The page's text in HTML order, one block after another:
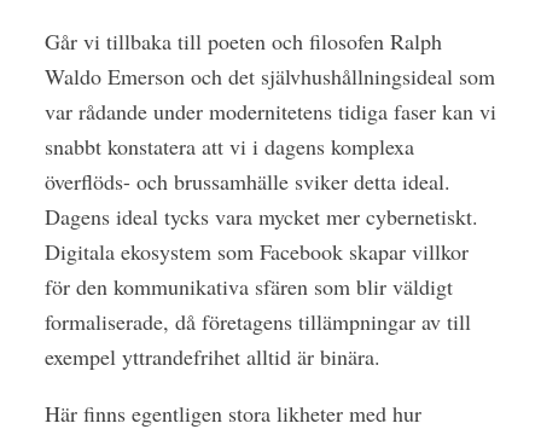
Går vi tillbaka till poeten och filosofen Ralph
Waldo Emerson och det självhushållningsideal som
var rådande under modernitetens tidiga faser kan vi
snabbt konstatera att vi i dagens komplexa
överflöds- och brussamhälle sviker detta ideal.
Dagens ideal tycks vara mycket mer cybernetiskt.
Digitala ekosystem som Facebook skapar villkor
för den kommunikativa sfären som blir väldigt
formaliserade, då företagens tillämpningar av till
exempel yttrandefrihet alltid är binära.
Här finns egentligen stora likheter med hur